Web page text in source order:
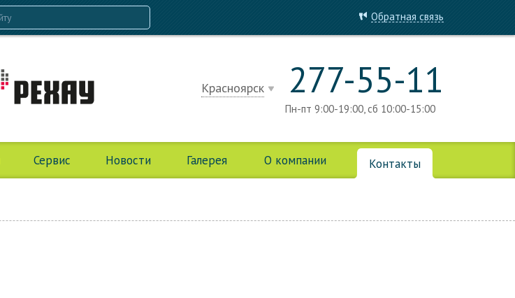
Обратная связь
Красноярск 277-55-11
Пн-пт 9:00-19:00, сб 10:00-15:00
Сервис Новости Галерея О компании Контакты